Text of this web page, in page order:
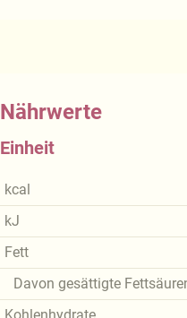
Nährwerte
Einheit
kcal
kJ
Fett
Davon gesättigte